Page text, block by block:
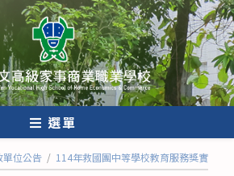
選單
單位公告 / 114年救國團中等學校教育服務獎實施辦